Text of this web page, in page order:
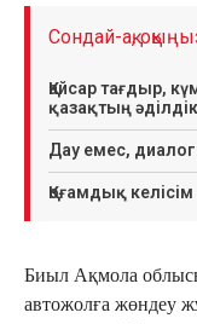
Сондай-ақ,
Қайсар тағдыр,
қазақтың
Дау емес,
Қоғамдық келісім
Биыл Ақмола
автожолға жөндеу